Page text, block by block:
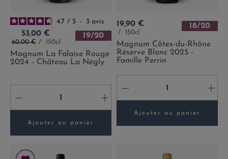
4.7 / 5 - 3 avis
Prix
53,00 €
Prix de base
60,00 € 150cl
19/20
Magnum La Falaise Rouge
2024 - Château La Négly
- +
Ajouter au panier
Prix
19,90 €
150cl
18/20
Magnum Côtes-du-Rhône
Réserve Blanc 2025 -
Famille Perrin
- +
Ajouter au panier